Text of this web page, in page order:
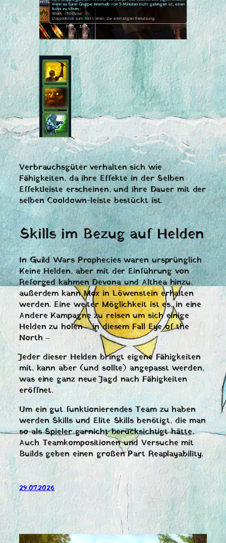
Verbrauchsgüter verhalten sich wie
Fähigkeiten, da ihre Effekte in der Selben
Effektleiste erscheinen, und ihre Dauer mit der
selben Cooldown-leiste bestückt ist.
Skills im Bezug auf Helden
In Guild Wars Prophecies waren ursprünglich
Keine Helden, aber mit der Einführung von
Reforged kahmen Devona und Althea hinzu,
außerdem kann Mox in Löwenstein erhalten
werden. Eine weiter Möglichkeit ist es, in eine
Andere Kampagne zu reisen um sich einige
Helden zu holen – in diesem Fall Eye of the
North –
Jeder dieser Helden bringt eigene Fähigkeiten
mit, kann aber (und sollte) angepasst werden,
was eine ganz neue Jagd nach Fähigkeiten
eröffnet.
Um ein gut funktionierendes Team zu haben
werden Skills und Elite Skills benötigt, die man
so als Spieler garnicht berücksichtigt hätte.
Auch Teamkompositionen und Versuche mit
Builds geben einen großen Part Reaplayability.
29.07.2026